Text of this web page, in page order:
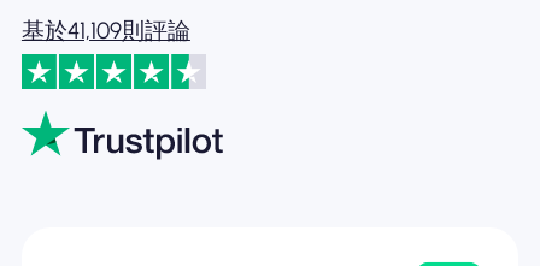
基於41,109則評論